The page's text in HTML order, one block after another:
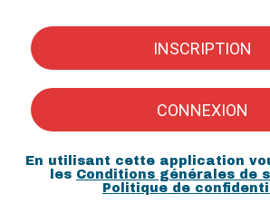
INSCRIPTION
CONNEXION
En utilisant cette application
les Conditions générales de
Politique de